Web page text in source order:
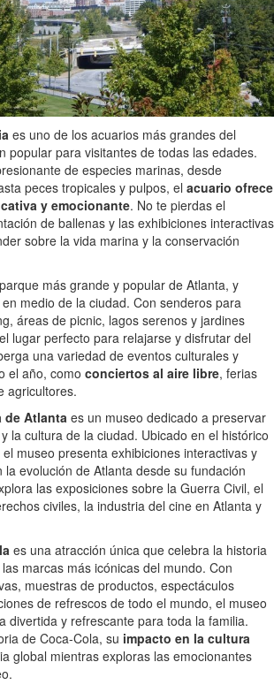
es uno de los acuarios más grandes del
popular para visitantes de todas las edades.
de especies marinas, desde
peces tropicales y pulpos, el acuario ofrece
y emocionante. No te pierdas el
de ballenas y las exhibiciones interactivas
sobre la vida marina y la conservación
más grande y popular de Atlanta, y
medio de la ciudad. Con senderos para
áreas de picnic, lagos serenos y jardines
lugar perfecto para relajarse y disfrutar del
una variedad de eventos culturales y
el año, como conciertos al aire libre, ferias
agricultores.
de Atlanta es un museo dedicado a preservar
la cultura de la ciudad. Ubicado en el histórico
el museo presenta exhibiciones interactivas y
evolución de Atlanta desde su fundación
las exposiciones sobre la Guerra Civil, el
civiles, la industria del cine en Atlanta y
es una atracción única que celebra la historia
marcas más icónicas del mundo. Con
muestras de productos, espectáculos
de refrescos de todo el mundo, el museo
divertida y refrescante para toda la familia.
de Coca-Cola, su impacto en la cultura
global mientras exploras las emocionantes